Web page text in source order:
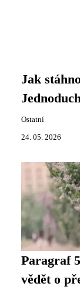
Jak
Ostatní
24. 05. 2026
Paragraf
vědět o